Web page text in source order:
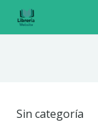
Sin categoría